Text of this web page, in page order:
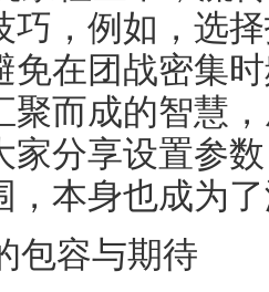
巧，例如，选
免在团战密集
聚而成的智慧
家分享设置参
，本身也成为
包容与期待